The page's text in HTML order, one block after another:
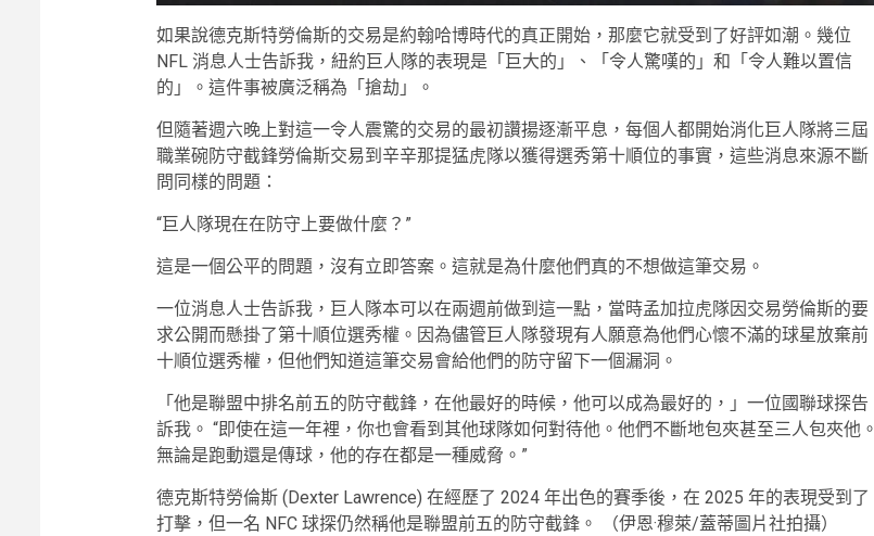
如果說德克斯特勞倫斯的交易是約翰哈博時代的真正開始，那麼它就受到了好評如潮。幾位
NFL 消息人士告訴我，紐約巨人隊的表現是「巨大的」、「令人驚嘆的」和「令人難以置信
的」。這件事被廣泛稱為「搶劫」。
但隨著週六晚上對這一令人震驚的交易的最初讚揚逐漸平息，每個人都開始消化巨人隊將三屆
職業碗防守截鋒勞倫斯交易到辛辛那提猛虎隊以獲得選秀第十順位的事實，這些消息來源不斷
問同樣的問題：
“巨人隊現在在防守上要做什麼？”
這是一個公平的問題，沒有立即答案。這就是為什麼他們真的不想做這筆交易。
一位消息人士告訴我，巨人隊本可以在兩週前做到這一點，當時孟加拉虎隊因交易勞倫斯的要
求公開而懸掛了第十順位選秀權。因為儘管巨人隊發現有人願意為他們心懷不滿的球星放棄前
十順位選秀權，但他們知道這筆交易會給他們的防守留下一個漏洞。
「他是聯盟中排名前五的防守截鋒，在他最好的時候，他可以成為最好的，」一位國聯球探告
訴我。 “即使在這一年裡，你也會看到其他球隊如何對待他。他們不斷地包夾甚至三人包夾他。
無論是跑動還是傳球，他的存在都是一種威脅。”
德克斯特勞倫斯 (Dexter Lawrence) 在經歷了 2024 年出色的賽季後，在 2025 年的表現受到了
打擊，但一名 NFC 球探仍然稱他是聯盟前五的防守截鋒。 （伊恩·穆萊/蓋蒂圖片社拍攝）